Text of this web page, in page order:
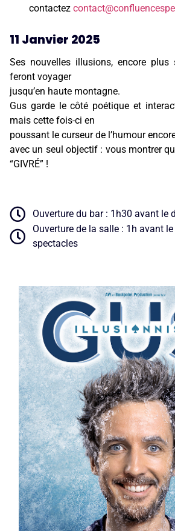
contactez
11 Janvier 2025
Ses nouvelles illusions, encore plus
feront voyager
jusqu’en haute montagne.
Gus garde le côté poétique et
mais cette fois-ci en
poussant le curseur de l’humour
avec un seul objectif : vous montrer
“GIVRÉ” !
Ouverture du bar : 1h30 avant le
Ouverture de la salle : 1h avant
spectacles